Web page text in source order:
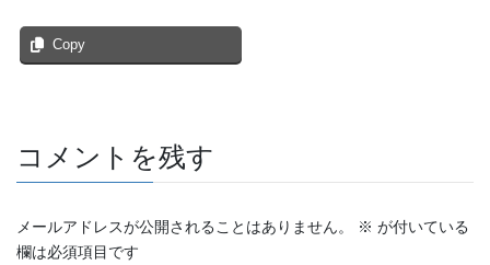
Copy
コメントを残す
メールアドレスが公開されることはありません。 ※ が付いている
欄は必須項目です